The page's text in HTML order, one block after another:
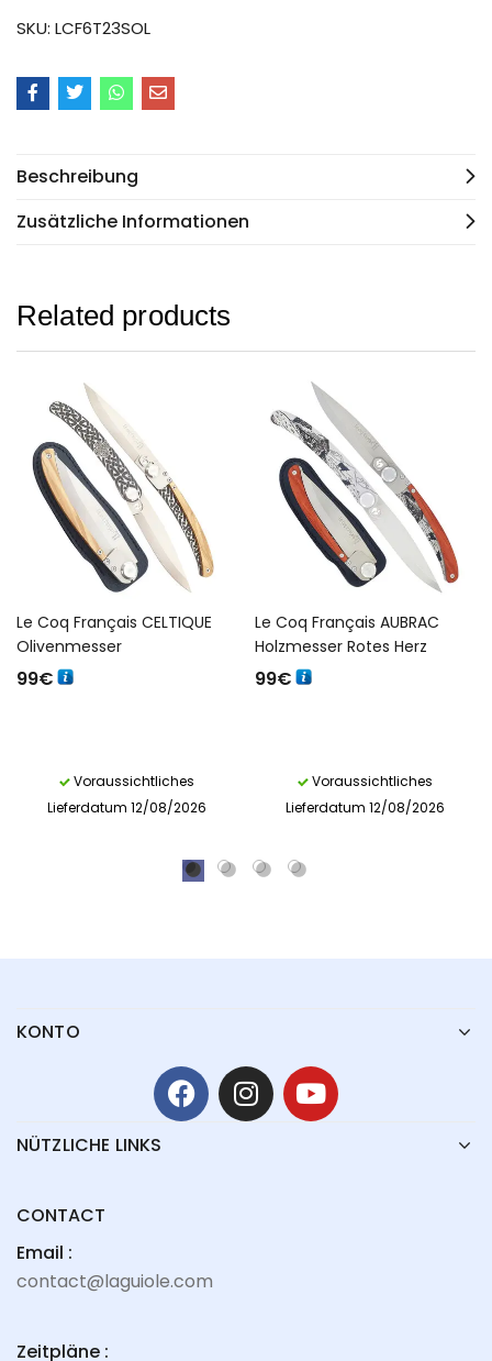
SKU: LCF6T23SOL
Beschreibung
Zusätzliche Informationen
Related products
Le Coq Français CELTIQUE
Olivenmesser
99€
Voraussichtliches
Lieferdatum 12/08/2026
Le Coq Français AUBRAC
Holzmesser Rotes Herz
99€
Voraussichtliches
Lieferdatum 12/08/2026
KONTO
NÜTZLICHE LINKS
CONTACT
Email :
contact@laguiole.com
Zeitpläne :